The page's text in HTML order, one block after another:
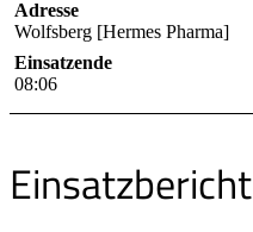
Adresse
Wolfsberg [Hermes Pharma]
Einsatzende
08:06
Einsatzbericht